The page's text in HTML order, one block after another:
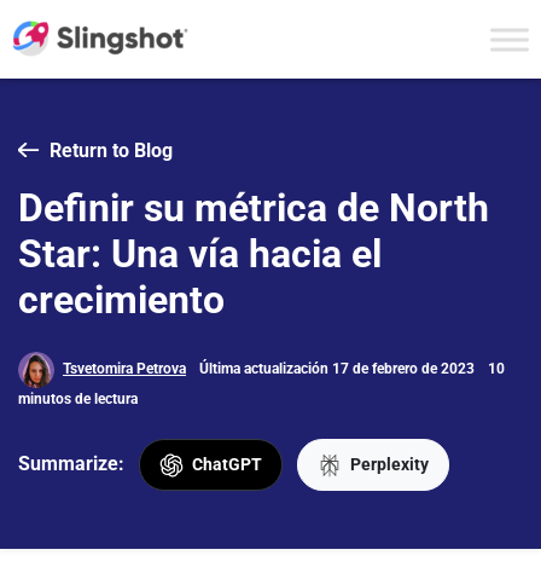
Return to Blog
Definir su métrica de North
Star: Una vía hacia el
crecimiento
Tsvetomira Petrova Última actualización 17 de febrero de 2023
10
minutos de lectura
Summarize: ChatGPT Perplexity